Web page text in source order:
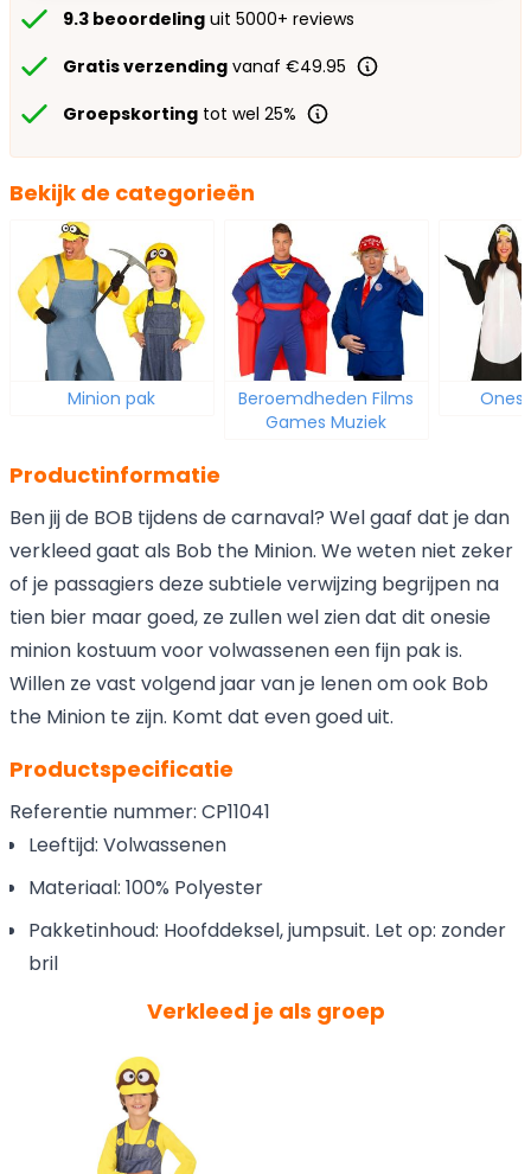
9.3 beoordeling uit 5000+ reviews
Gratis verzending vanaf €49.95
Groepskorting tot wel 25%
Bekijk de categorieën
Minion pak
Beroemdheden Films
Games Muziek
Productinformatie
Ben jij de BOB tijdens de carnaval? Wel gaaf dat je dan
verkleed gaat als Bob the Minion. We weten niet zeker
of je passagiers deze subtiele verwijzing begrijpen na
tien bier maar goed, ze zullen wel zien dat dit onesie
minion kostuum voor volwassenen een fijn pak is.
Willen ze vast volgend jaar van je lenen om ook Bob
the Minion te zijn. Komt dat even goed uit.
Productspecificatie
Referentie nummer: CP11041
Leeftijd: Volwassenen
Materiaal: 100% Polyester
Pakketinhoud: Hoofddeksel, jumpsuit. Let op: zonder
bril
Verkleed je als groep